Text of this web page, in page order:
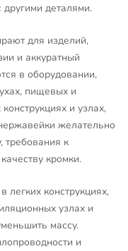
деталями.
для изделий,
и аккуратный
в оборудовании,
пищевых и
и узлах,
желательно
требования к
кромки.
конструкциях,
узлах и
массу.
и